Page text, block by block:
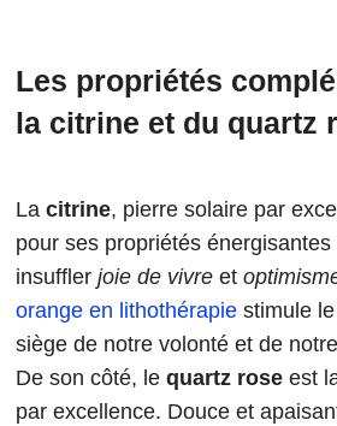
Les propriétés
la citrine et du quartz
La citrine, pierre solaire par
pour ses propriétés
insuffler joie de vivre et
orange en lithothérapie stimule
siège de notre volonté et de
De son côté, le quartz rose est
par excellence. Douce et